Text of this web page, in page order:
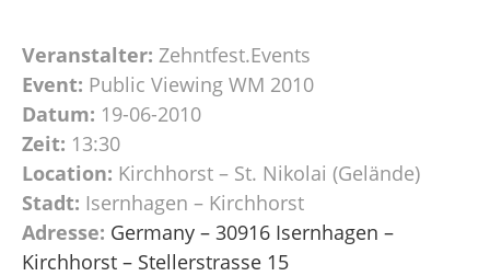
Veranstalter: Zehntfest.Events
Event: Public Viewing WM 2010
Datum: 19-06-2010
Zeit: 13:30
Location: Kirchhorst – St. Nikolai (Gelände)
Stadt: Isernhagen – Kirchhorst
Adresse: Germany – 30916 Isernhagen –
Kirchhorst – Stellerstrasse 15